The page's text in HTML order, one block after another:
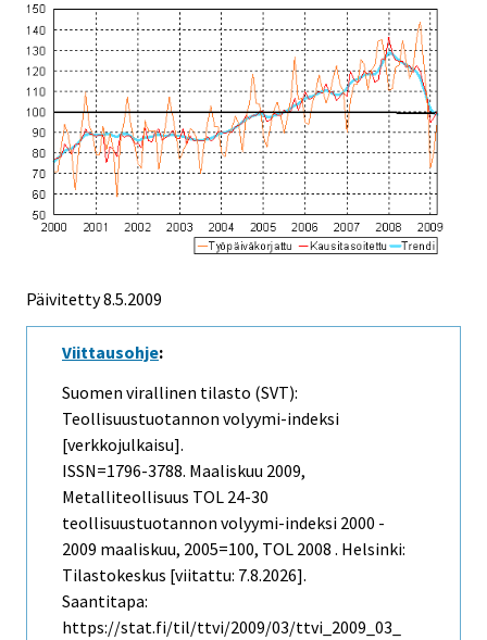
Päivitetty8.5.2009
Viittausohje:
Suomen virallinen tilasto (SVT):
Teollisuustuotannon volyymi-indeksi
[verkkojulkaisu].
ISSN=1796-3788. Maaliskuu 2009,
Metalliteollisuus TOL 24-30
teollisuustuotannon volyymi-indeksi 2000 -
2009 maaliskuu, 2005=100, TOL 2008 . Helsinki:
Tilastokeskus [viitattu: 7.8.2026].
Saantitapa:
https://stat.fi/til/ttvi/2009/03/ttvi_2009_03_